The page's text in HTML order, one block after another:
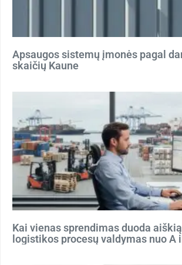
Apsaugos sistemų įmonės pagal
skaičių Kaune
Kai vienas sprendimas duoda
logistikos procesų valdymas nuo A